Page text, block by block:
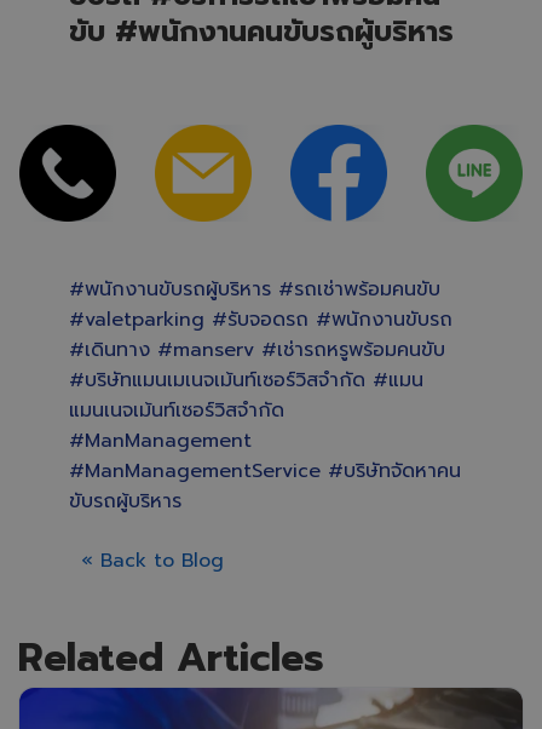
ขับ #พนักงานคนขับรถผู้บริหาร
#พนักงานขับรถผู้บริหาร #รถเช่าพร้อมคนขับ
#valetparking #รับจอดรถ #พนักงานขับรถ
#เดินทาง #manserv #เช่ารถหรูพร้อมคนขับ
#บริษัทแมนเมเนจเม้นท์เซอร์วิสจำกัด #แมน
แมนเนจเม้นท์เซอร์วิสจำกัด
#ManManagement
#ManManagementService #บริษัทจัดหาคน
ขับรถผู้บริหาร
« Back to Blog
Related Articles